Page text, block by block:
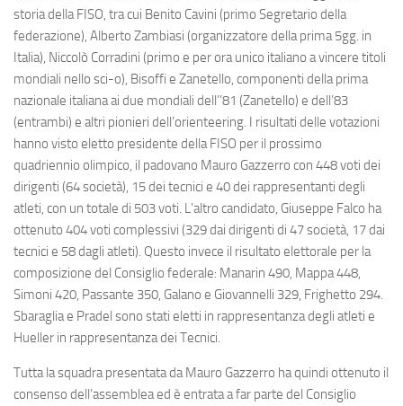
storia della FISO, tra cui Benito Cavini (primo Segretario della
federazione), Alberto Zambiasi (organizzatore della prima 5gg. in
Italia), Niccolò Corradini (primo e per ora unico italiano a vincere titoli
mondiali nello sci-o), Bisoffi e Zanetello, componenti della prima
nazionale italiana ai due mondiali dell’’81 (Zanetello) e dell’83
(entrambi) e altri pionieri dell’orienteering. I risultati delle votazioni
hanno visto eletto presidente della FISO per il prossimo
quadriennio olimpico, il padovano Mauro Gazzerro con 448 voti dei
dirigenti (64 società), 15 dei tecnici e 40 dei rappresentanti degli
atleti, con un totale di 503 voti. L’altro candidato, Giuseppe Falco ha
ottenuto 404 voti complessivi (329 dai dirigenti di 47 società, 17 dai
tecnici e 58 dagli atleti). Questo invece il risultato elettorale per la
composizione del Consiglio federale: Manarin 490, Mappa 448,
Simoni 420, Passante 350, Galano e Giovannelli 329, Frighetto 294.
Sbaraglia e Pradel sono stati eletti in rappresentanza degli atleti e
Hueller in rappresentanza dei Tecnici.
Tutta la squadra presentata da Mauro Gazzerro ha quindi ottenuto il
consenso dell’assemblea ed è entrata a far parte del Consiglio